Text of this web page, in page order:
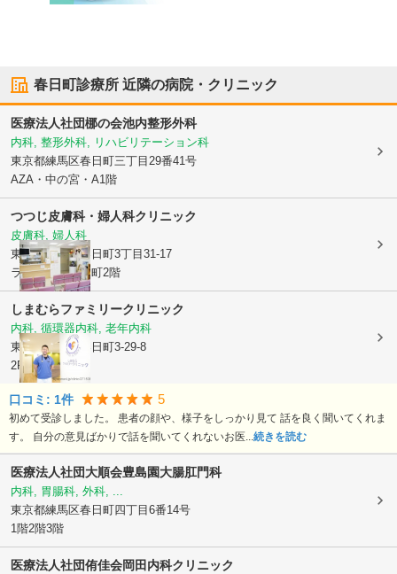
春日町診療所 近隣の病院・クリニック
医療法人社団梛の会池内整形外科
内科, 整形外科, リハビリテーション科
東京都練馬区春日町三丁目29番41号
AZA・中の宮・A1階
つつじ皮膚科・婦人科クリニック
皮膚科, 婦人科
東京都練馬区春日町3丁目31-17
ラフィーネ春日町2階
しまむらファミリークリニック
内科, 循環器内科, 老年内科
東京都練馬区春日町3-29-8
2F
口コミ: 1件 5
初めて受診しました。 患者の顔や、様子をしっかり見て 話を良く聞いてくれま
す。 自分の意見ばかりで話を聞いてくれないお医...続きを読む
医療法人社団大順会豊島園大腸肛門科
内科, 胃腸科, 外科, ...
東京都練馬区春日町四丁目6番14号
1階2階3階
医療法人社団侑佳会岡田内科クリニック